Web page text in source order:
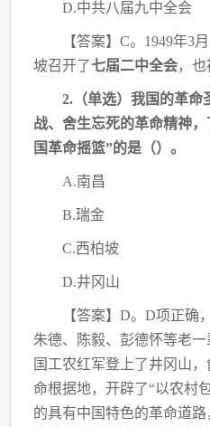
D.中共八届九中全会
【答案】C。1949年3
坡召开了七届二中全会，
2.（单选）我国的革命
战、舍生忘死的革命精神
国革命摇篮”的是（）。
A.南昌
B.瑞金
C.西柏坡
D.井冈山
【答案】D。D项正确
朱德、陈毅、彭德怀等老
国工农红军登上了井冈山
命根据地，开辟了“以农村
的具有中国特色的革命道路